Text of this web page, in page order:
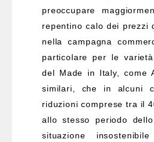
preoccupare
repentino calo dei prezzi
nella campagna
particolare per le
del Made in Italy, come
similari, che in alcuni
riduzioni comprese tra il
allo stesso periodo
situazione